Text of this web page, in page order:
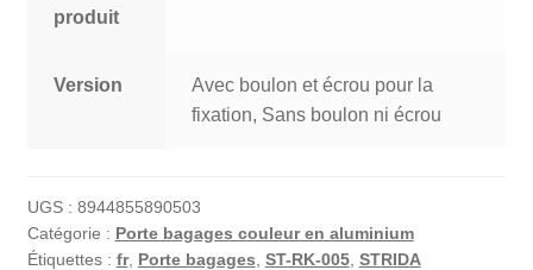
produit
Version
Avec boulon et écrou pour la
fixation, Sans boulon ni écrou
UGS : 8944855890503
Catégorie : Porte bagages couleur en aluminium
Étiquettes : fr, Porte bagages ST-RK-005, STRIDA